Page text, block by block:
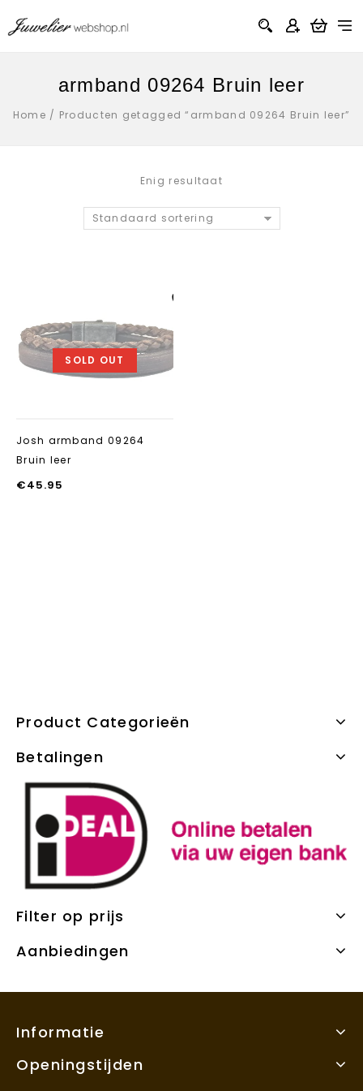
armband 09264 Bruin leer
Home / Producten getagged “armband 09264 Bruin leer”
Enig resultaat
Standaard sortering
SOLD OUT
Josh armband 09264
Bruin leer
€45.95
Product Categorieën
Betalingen
Filter op prijs
Aanbiedingen
Informatie
Openingstijden